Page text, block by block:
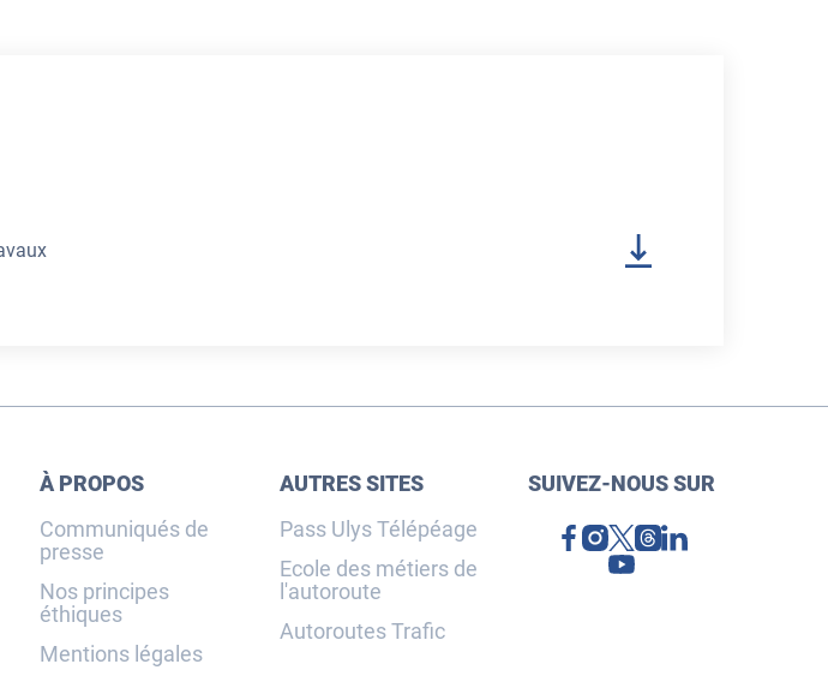
À PROPOS
Communiqués de
presse
Nos principes
éthiques
Mentions légales
AUTRES SITES
Pass Ulys Télépéage
Ecole des métiers de
l'autoroute
Autoroutes Trafic
SUIVEZ-NOUS SUR